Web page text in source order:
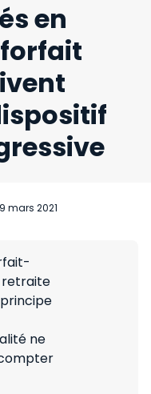
en
9 mars 2021
retraite
ne